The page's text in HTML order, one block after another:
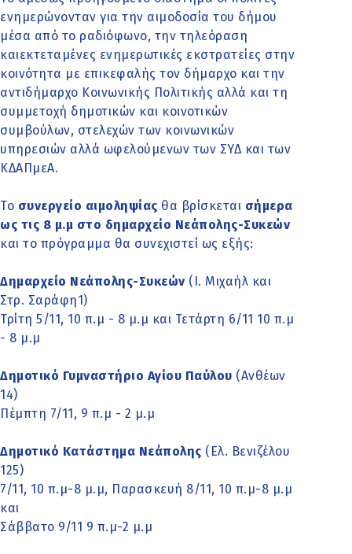
ενημερώνονταν για την αιμοδοσία του δήμου
μέσα από το ραδιόφωνο, την τηλεόραση
καιεκτεταμένες ενημερωτικές εκστρατείες στην
κοινότητα με επικεφαλής τον δήμαρχο και την
αντιδήμαρχο Κοινωνικής Πολιτικής αλλά και τη
συμμετοχή δημοτικών και κοινοτικών
συμβούλων, στελεχών των κοινωνικών
υπηρεσιών αλλά ωφελούμενων των ΣΥΔ και των
ΚΔΑΠμεΑ.
Το συνεργείο αιμοληψίας θα βρίσκεται σήμερα
ως τις 8 μ.μ στο δημαρχείο Νεάπολης-Συκεών
και το πρόγραμμα θα συνεχιστεί ως εξής:
Δημαρχείο Νεάπολης-Συκεών (Ι. Μιχαήλ και
Στρ. Σαράφη1)
Τρίτη 5/11, 10 π.μ - 8 μ.μ και Τετάρτη 6/11 10 π.μ
- 8 μ.μ
Δημοτικό Γυμναστήριο Αγίου Παύλου (Ανθέων
14)
Πέμπτη 7/11, 9 π.μ - 2 μ.μ
Δημοτικό Κατάστημα Νεάπολης (Ελ. Βενιζέλου
125)
7/11, 10 π.μ-8 μ.μ, Παρασκευή 8/11, 10 π.μ-8 μ.μ
και
Σάββατο 9/11 9 π.μ-2 μ.μ